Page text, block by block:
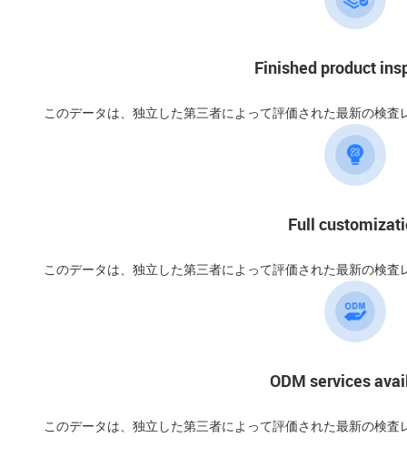
Finished product
このデータは、独立した第三者によって評価された最新の検
Full
このデータは、独立した第三者によって評価された最新の検
ODM services
このデータは、独立した第三者によって評価された最新の検